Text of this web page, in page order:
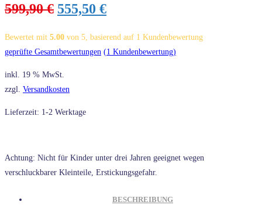
599,90€ Ursprünglicher
war:
599,90 €
555,50 €Aktueller
ist:
555,50 €.
Bewertet mit 5.00 von 5, basierend auf 1 Kundenbewertung
geprüfte Gesamtbewertungen (1 Kundenbewertung)
inkl. 19 % MwSt.
zzgl. Versandkosten
Lieferzeit: 1-2 Werktage
Achtung: Nicht für Kinder unter drei Jahren geeignet wegen
verschluckbarer Kleinteile, Erstickungsgefahr.
BESCHREIBUNG